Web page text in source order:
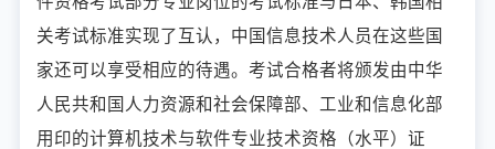
关考试标准实现了互认，中国信息技术人员在这些国
家还可以享受相应的待遇。考试合格者将颁发由中华
人民共和国人力资源和社会保障部、工业和信息化部
用印的计算机技术与软件专业技术资格（水平）证